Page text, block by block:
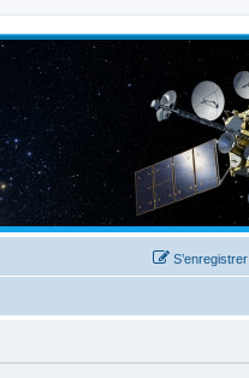
S’enregistrer